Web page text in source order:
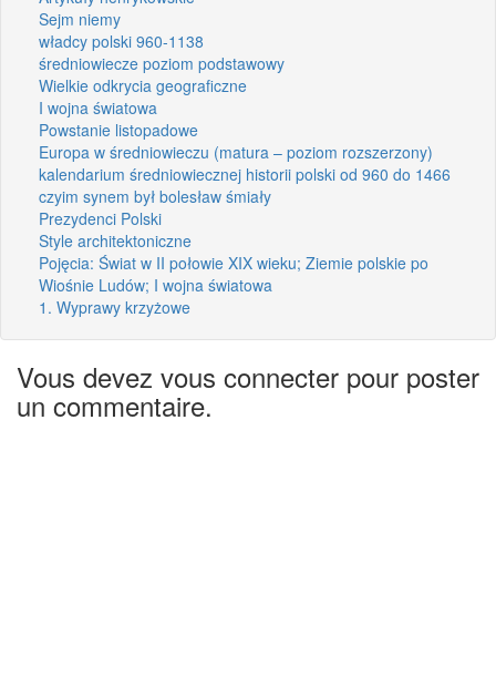
Sejm niemy
władcy polski 960-1138
średniowiecze poziom podstawowy
Wielkie odkrycia geograficzne
I wojna światowa
Powstanie listopadowe
Europa w średniowieczu (matura – poziom rozszerzony)
kalendarium średniowiecznej historii polski od 960 do 1466
czyim synem był bolesław śmiały
Prezydenci Polski
Style architektoniczne
Pojęcia: Świat w II połowie XIX wieku; Ziemie polskie po
Wiośnie Ludów; I wojna światowa
1. Wyprawy krzyżowe
Vous devez vous connecter pour poster
un commentaire.